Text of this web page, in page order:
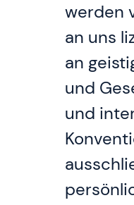
werden
an uns
an
und
und